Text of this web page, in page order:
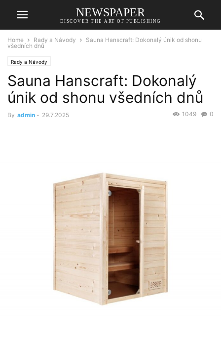
NEWSPAPER
DISCOVER THE ART OF PUBLISHING
Home Rady a Návody
Sauna Hanscraft: Dokonalý únik od shonu
všedních dnů
Rady a Návody
Sauna Hanscraft: Dokonalý
únik od shonu všedních dnů
By admin - 29.7.2025 0
1049